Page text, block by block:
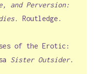
and Perversion:
Routledge.
of the Erotic:
Sister Outsider.